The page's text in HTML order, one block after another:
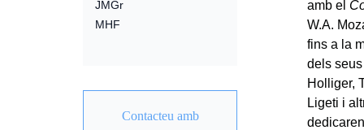
amb el
W.A.
fins a la
dels
Holliger,
Ligeti i
JMGr
MHF
Contacteu amb